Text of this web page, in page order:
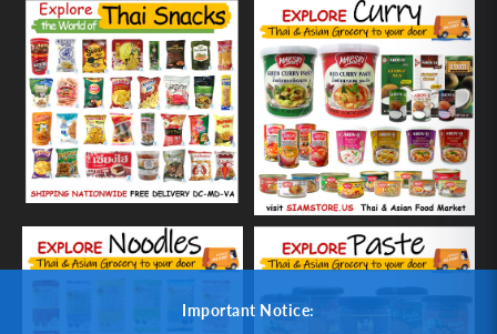
Important Notice: